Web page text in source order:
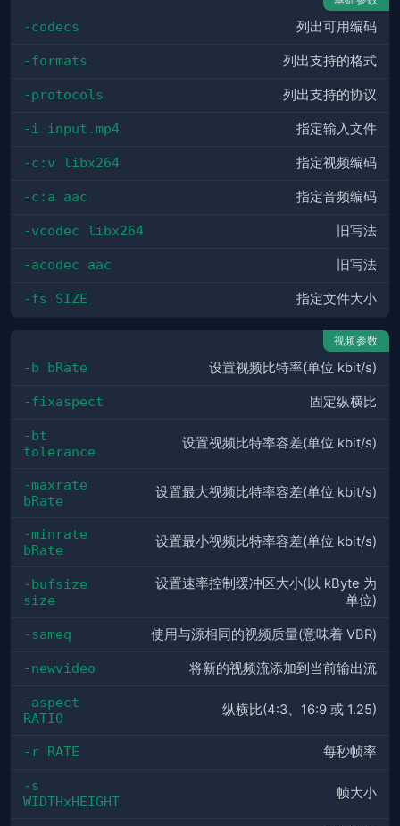
-codecs 列出可用编码
-formats 列出支持的格式
-protocols 列出支持的协议
-i input.mp4 指定输入文件
-c:v libx264 指定视频编码
-c:a aac 指定音频编码
-vcodec libx264 旧写法
-acodec aac 旧写法
-fs SIZE 指定文件大小
视频参数
-b bRate 设置视频比特率(单位 kbit/s)
-fixaspect 固定纵横比
-bt
tolerance
设置视频比特率容差(单位 kbit/s)
-maxrate
bRate
设置最大视频比特率容差(单位 kbit/s)
-minrate
bRate
设置最小视频比特率容差(单位 kbit/s)
-bufsize
size
设置速率控制缓冲区大小(以 kByte 为
单位)
-sameq 使用与源相同的视频质量(意味着 VBR)
-newvideo 将新的视频流添加到当前输出流
-aspect
RATIO
纵横比(4:3、16:9 或 1.25)
-r RATE 每秒帧率
-s
WIDTHxHEIGHT
帧大小